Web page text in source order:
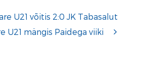
U21 võitis 2:0 JK Tabasalut
U21 mängis Paidega viiki